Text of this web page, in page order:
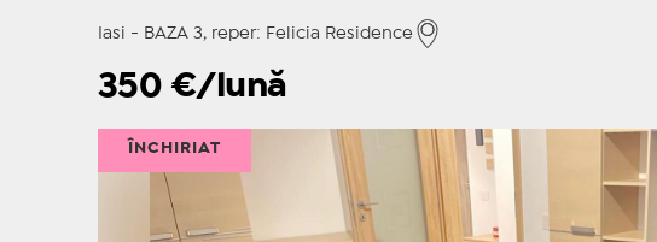
Iasi - BAZA 3, reper: Felicia Residence
350 €/lună
ÎNCHIRIAT